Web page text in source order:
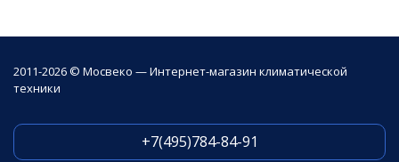
2011-2026 © Мосвеко — Интернет-магазин климатической
техники
+7(495)784-84-91